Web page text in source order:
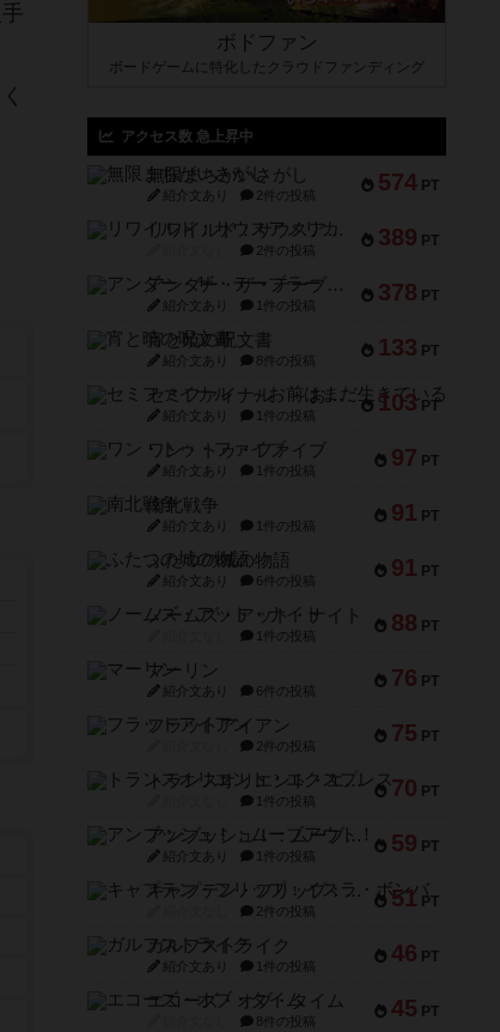
ボドファン
ボードゲームに特化したクラウドファンディング
アクセス数 急上昇中
574 PT
無限まちがいさがし
紹介文あり 2件の投稿
389 PT
リワイルド：サウスアメリカ
2件の投稿
378 PT
アンダー・ザ・テーブラー
紹介文あり 1件の投稿
133 PT
宵と暁の呪文書
紹介文あり 8件の投稿
103 PT
セミファイナル ～お前はまだ生きている～
紹介文あり 1件の投稿
97 PT
ワン・トゥ・ファイブ
紹介文あり 1件の投稿
91 PT
南北戦争
紹介文あり 1件の投稿
91 PT
ふたつの城の物語
紹介文あり 6件の投稿
88 PT
ノームズ・アット・ナイト
1件の投稿
76 PT
マーリン
紹介文あり 6件の投稿
75 PT
フラットアイアン
2件の投稿
70 PT
トランスオリエント・エクスプレス
1件の投稿
59 PT
アンブッシュ！：ムーブアウト！
紹介文あり 1件の投稿
51 PT
キャプテン・フリップ：イスラ・ボンバ
2件の投稿
46 PT
ガルフストライク
紹介文あり 1件の投稿
45 PT
エコーズ・オブ・タイム
8件の投稿